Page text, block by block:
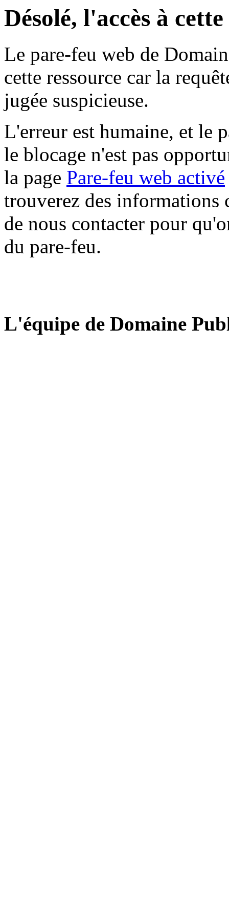
Désolé, l'accès à
Le pare-feu web de
cette ressource car la
jugée suspicieuse.
L'erreur est humaine, et le
le blocage n'est pas
la page Pare-feu web activé
trouverez des informations
de nous contacter pour
du pare-feu.
L'équipe de Domaine